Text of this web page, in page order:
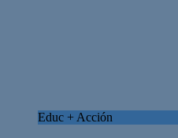
Educ + Acción